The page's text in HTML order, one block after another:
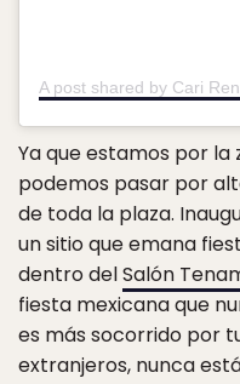
A post shared by Cari
Ya que estamos por la
podemos pasar por
de toda la plaza.
un sitio que emana
dentro delSalón
fiesta mexicana que
es más socorrido por
extranjeros, nunca